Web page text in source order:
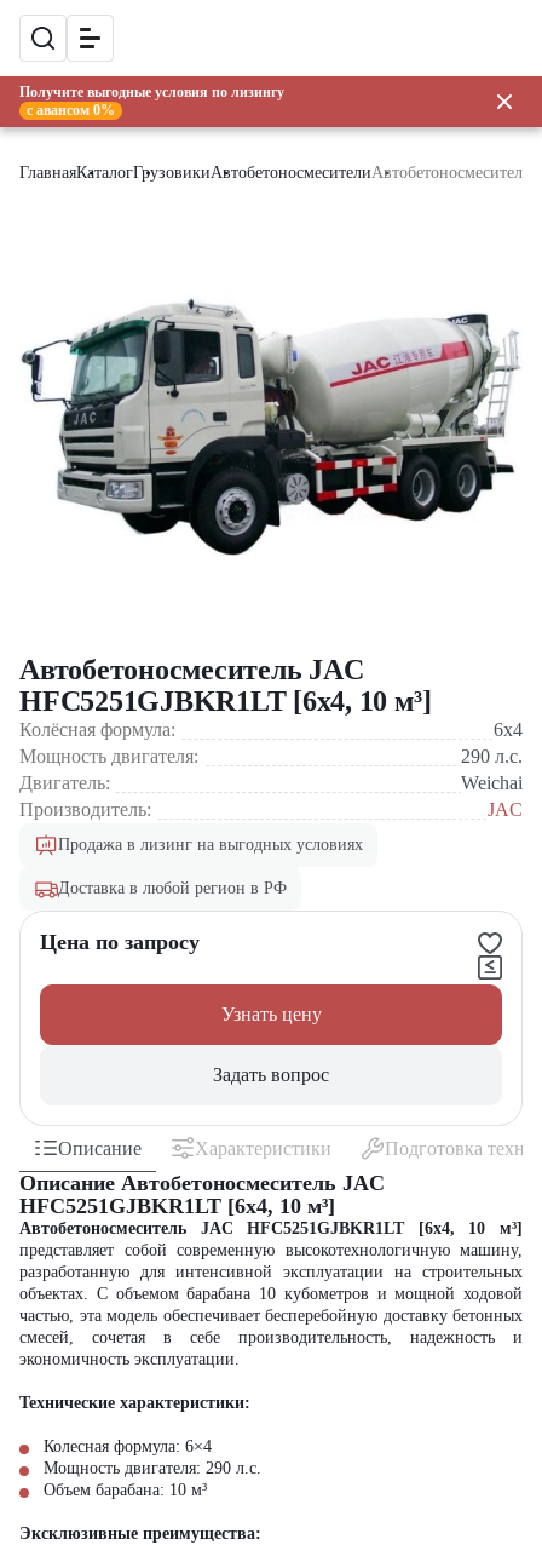
Получите выгодные условия по лизингу
с авансом 0%
ГлавнаяКаталогГрузовикиАвтобетоносмесители
Автобетоносмеситель JAC
HFC5251GJBKR1LT [6x4, 10 м³]
Колёсная формула:
6x4
Мощность двигателя:
290 л.с.
Двигатель:
Weichai
Производитель:
JAC
Продажа в лизинг на выгодных условиях
Доставка в любой регион в РФ
Цена по запросу
Узнать цену
Задать вопрос
Описание Характеристики Подготовка
Описание Автобетоносмеситель JAC
HFC5251GJBKR1LT [6x4, 10 м³]
Автобетоносмеситель JAC HFC5251GJBKR1LT [6x4, 10 м³]
представляет собой современную высокотехнологичную машину,
разработанную для интенсивной эксплуатации на строительных
объектах. С объемом барабана 10 кубометров и мощной ходовой
частью, эта модель обеспечивает бесперебойную доставку бетонных
смесей, сочетая в себе производительность, надежность и
экономичность эксплуатации.
Технические характеристики:
Колесная формула: 6×4
Мощность двигателя: 290 л.с.
Объем барабана: 10 м³
Эксклюзивные преимущества: